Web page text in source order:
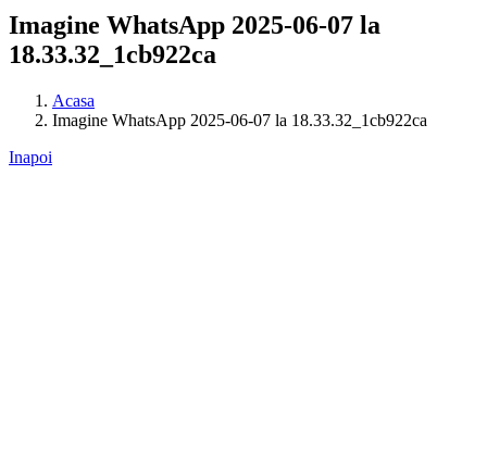
Imagine WhatsApp 2025-06-07 la
18.33.32_1cb922ca
Acasa
Imagine WhatsApp 2025-06-07 la 18.33.32_1cb922ca
Inapoi